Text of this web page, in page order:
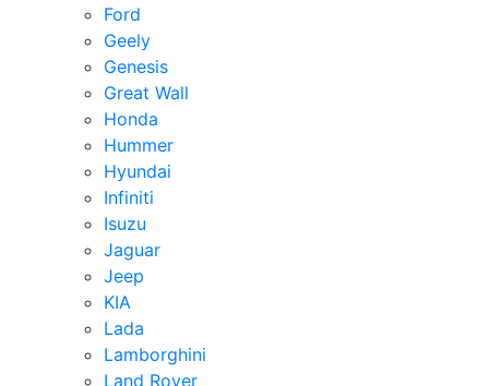
Ford
Geely
Genesis
Great Wall
Honda
Hummer
Hyundai
Infiniti
Isuzu
Jaguar
Jeep
KIA
Lada
Lamborghini
Land Rover